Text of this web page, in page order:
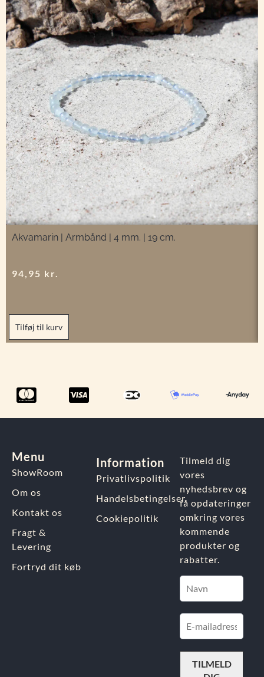
Akvamarin | Armbånd | 4 mm. | 19 cm.
94,95 kr.
Tilføj til kurv
Menu
ShowRoom
Om os
Kontakt os
Fragt &
Levering
Fortryd dit køb
Information
Privatlivspolitik
Handelsbetingelser
Cookiepolitik
Tilmeld dig
vores
nyhedsbrev og
få opdateringer
omkring vores
kommende
produkter og
rabatter.